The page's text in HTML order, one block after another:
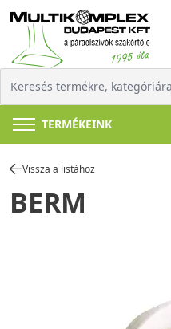
TERMÉKEINK
Vissza a listához
BERM